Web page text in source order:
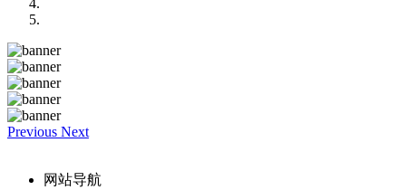
Previous Next
网站导航